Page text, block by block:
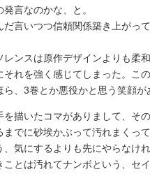
言なのかな、と。
言いつつ信頼関係築き上がっ
ンスは原作デザインよりも柔
それを強く感じてしまった。こ
ら、3巻とか悪役かと思う笑顔が
描いたコマがありまして、そ
でに砂埃かぶって汚れまくっ
、気にするよりも先にやらなけ
ことは汚れてナンボという、セ